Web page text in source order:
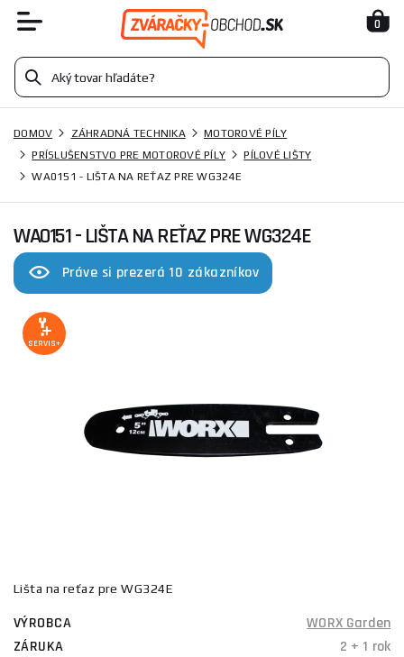
0
DOMOV ZÁHRADNÁ TECHNIKA
MOTOROVÉ PÍLY
PRÍSLUŠENSTVO PRE MOTOROVÉ PÍLY
PÍLOVÉ LIŠTY
WA0151 - LIŠTA NA REŤAZ PRE WG324E
WA0151 - LIŠTA NA REŤAZ PRE WG324E
Práve si prezerá 10 zákazníkov
SERVIS+
Lišta na reťaz pre WG324E
VÝROBCA
WORX Garden
ZÁRUKA
2 + 1 rok